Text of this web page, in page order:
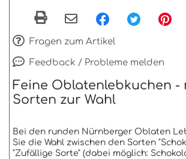
Fragen zum Artikel
Feedback / Probleme melden
Feine Oblatenlebkuchen -
Sorten zur Wahl
Bei den runden Nürnberger Oblaten
Sie die Wahl zwischen den Sorten
"Zufällige Sorte" (dabei möglich: